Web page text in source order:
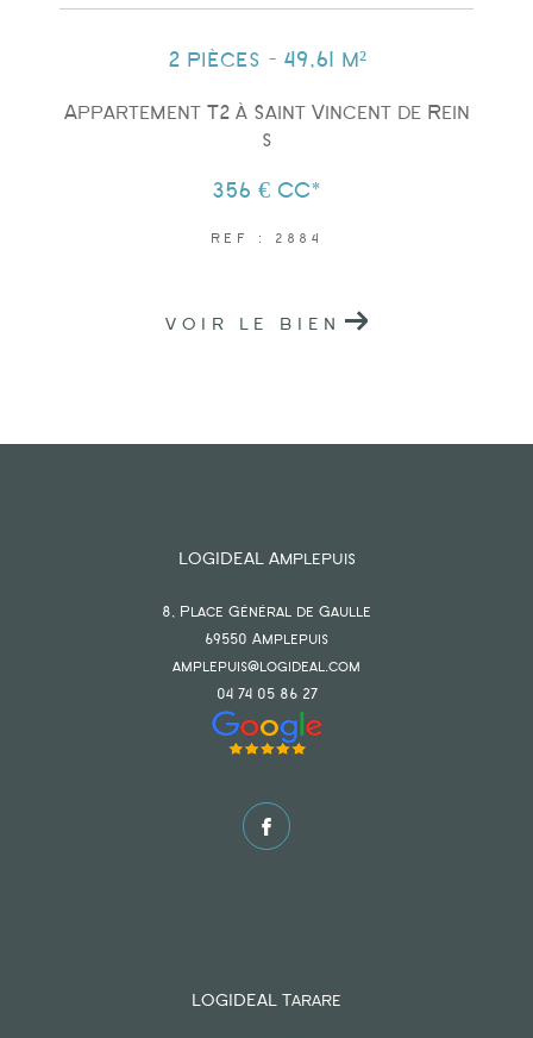
2 pièces - 49,61 m²
Appartement T2 à Saint Vincent de Rein
s
356 € CC*
REF : 2884
VOIR LE BIEN
LOGIDEAL Amplepuis
8, Place Général de Gaulle
69550 amplepuis
amplepuis@logideal.com
04 74 05 86 27
LOGIDEAL Tarare